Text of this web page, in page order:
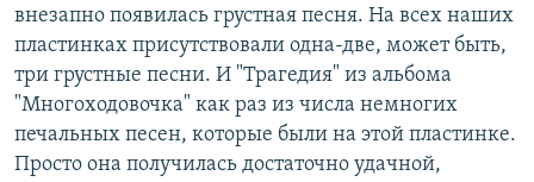
внезапно появилась грустная песня. На всех наших
пластинках присутствовали одна-две, может быть,
три грустные песни. И "Трагедия" из альбома
"Многоходовочка" как раз из числа немногих
печальных песен, которые были на этой пластинке.
Просто она получилась достаточно удачной,